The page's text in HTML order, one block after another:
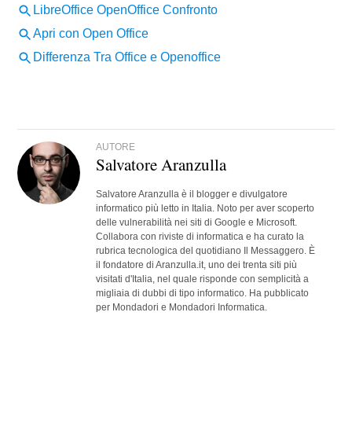
AUTORE
Salvatore Aranzulla
Salvatore Aranzulla è il blogger e divulgatore
informatico più letto in Italia. Noto per aver scoperto
delle vulnerabilità nei siti di Google e Microsoft.
Collabora con riviste di informatica e ha curato la
rubrica tecnologica del quotidiano Il Messaggero. È
il fondatore di Aranzulla.it, uno dei trenta siti più
visitati d'Italia, nel quale risponde con semplicità a
migliaia di dubbi di tipo informatico. Ha pubblicato
per Mondadori e Mondadori Informatica.